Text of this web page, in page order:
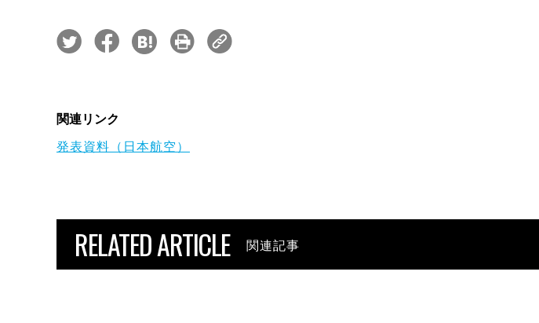
関連リンク
発表資料（日本航空）
RELATED ARTICLE 関連記事